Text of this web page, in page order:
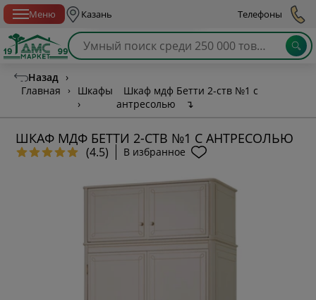
Меню Казань Телефоны
Назад ›
Главная
›
Шкафы
›
Шкаф мдф Бетти 2-ств №1 с
антресолью
↴
ШКАФ МДФ БЕТТИ 2-СТВ №1 С АНТРЕСОЛЬЮ
(4.5) В избранное